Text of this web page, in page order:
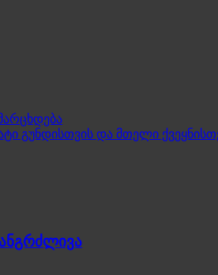
გუნდისთვის და მთელი